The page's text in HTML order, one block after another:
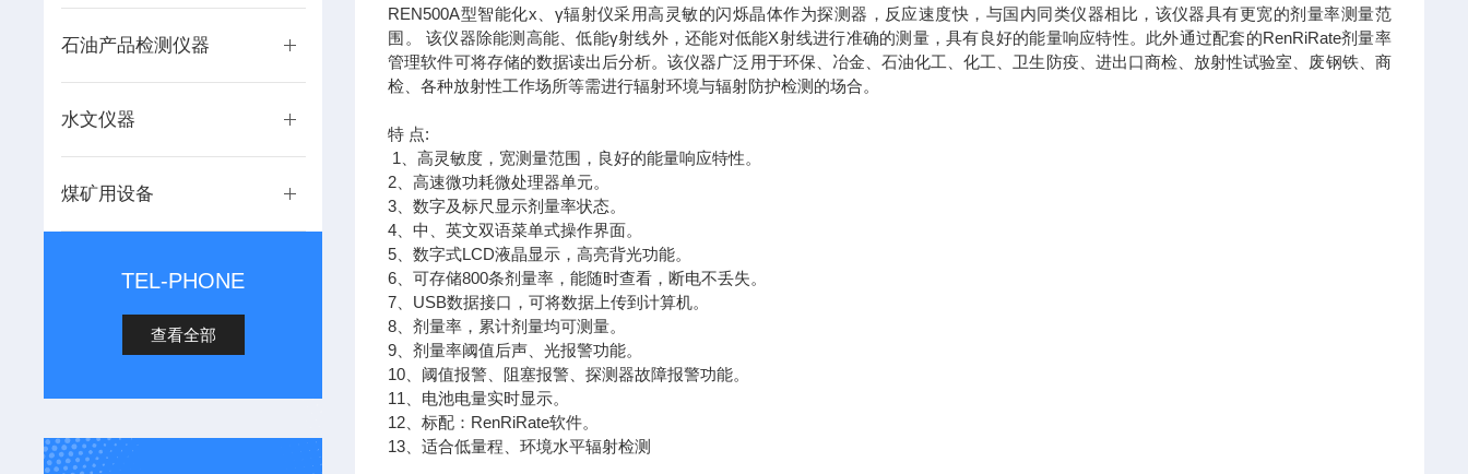
石油产品检测仪器
水文仪器
煤矿用设备
TEL-PHONE
查看全部
REN500A型智能化х、γ辐射仪采用高灵敏的闪烁晶体作为探测器，反应速度快，与国内同类仪器相比，该仪器具有更宽的剂量率测量范
围。 该仪器除能测高能、低能γ射线外，还能对低能X射线进行准确的测量，具有良好的能量响应特性。此外通过配套的RenRiRate剂量率
管理软件可将存储的数据读出后分析。该仪器广泛用于环保、冶金、石油化工、化工、卫生防疫、进出口商检、放射性试验室、废钢铁、商
检、各种放射性工作场所等需进行辐射环境与辐射防护检测的场合。
特 点:
1、高灵敏度，宽测量范围，良好的能量响应特性。
2、高速微功耗微处理器单元。
3、数字及标尺显示剂量率状态。
4、中、英文双语菜单式操作界面。
5、数字式LCD液晶显示，高亮背光功能。
6、可存储800条剂量率，能随时查看，断电不丢失。
7、USB数据接口，可将数据上传到计算机。
8、剂量率，累计剂量均可测量。
9、剂量率阈值后声、光报警功能。
10、阈值报警、阻塞报警、探测器故障报警功能。
11、电池电量实时显示。
12、标配：RenRiRate软件。
13、适合低量程、环境水平辐射检测